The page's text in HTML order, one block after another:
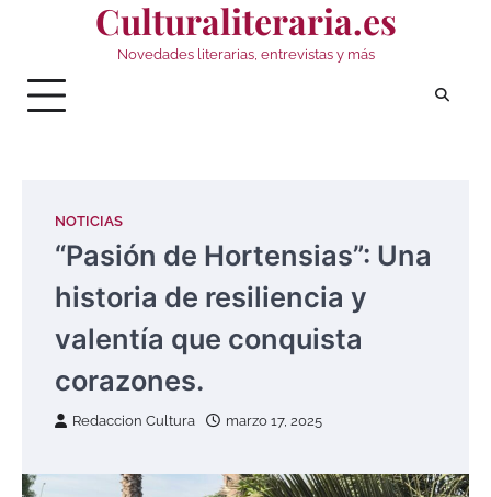
Culturaliteraria.es
Novedades literarias, entrevistas y más
NOTICIAS
“Pasión de Hortensias”: Una
historia de resiliencia y
valentía que conquista
corazones.
Redaccion Cultura marzo 17, 2025